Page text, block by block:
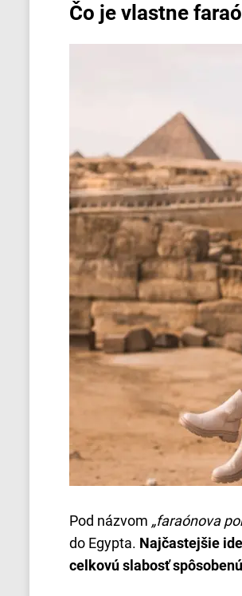
Čo je vlastne
Pod názvom „faraónova
do Egypta. Najčastejšie
celkovú slabosť